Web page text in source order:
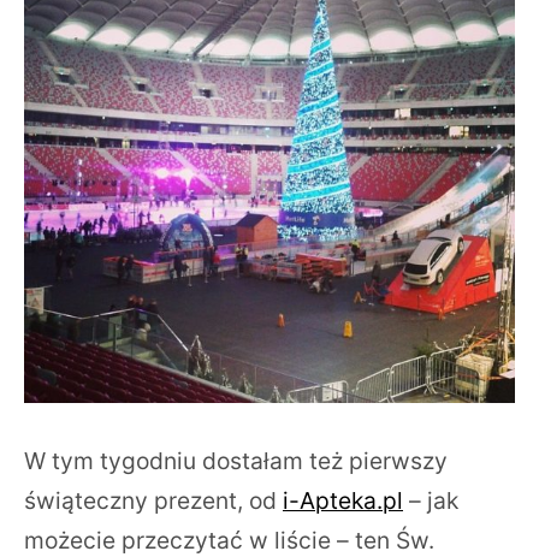
W tym tygodniu dostałam też pierwszy
świąteczny prezent, od i-Apteka.pl – jak
możecie przeczytać w liście – ten Św.